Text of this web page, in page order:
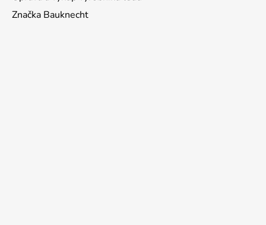
Značka Bauknecht